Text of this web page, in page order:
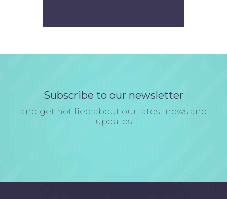
Subscribe to our newsletter
and get notified about our latest news and
updates